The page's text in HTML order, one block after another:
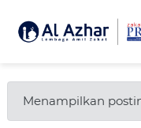
Menampilkan